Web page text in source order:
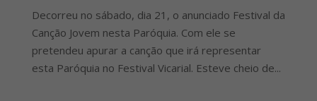
Decorreu no sábado, dia 21, o anunciado Festival da
Canção Jovem nesta Paróquia. Com ele se
pretendeu apurar a canção que irá representar
esta Paróquia no Festival Vicarial. Esteve cheio de...